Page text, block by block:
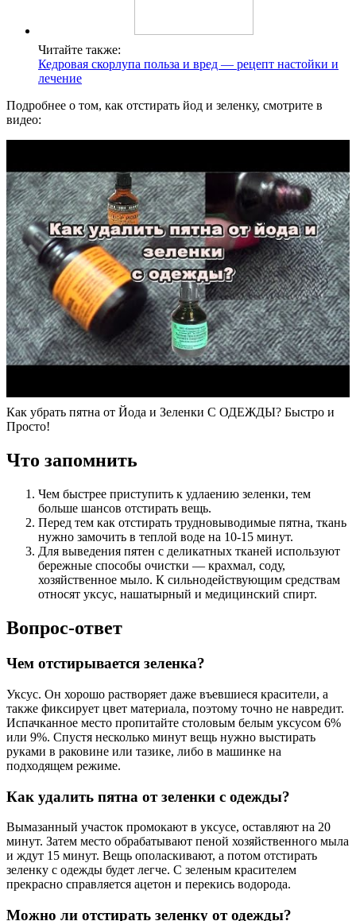
Читайте также:
Кедровая скорлупа польза и вред — рецепт настойки и
лечение
Подробнее о том, как отстирать йод и зеленку, смотрите в
видео:
Как убрать пятна от Йода и Зеленки С ОДЕЖДЫ? Быстро и
Просто!
Что запомнить
Чем быстрее приступить к удлаению зеленки, тем
больше шансов отстирать вещь.
Перед тем как отстирать трудновыводимые пятна, ткань
нужно замочить в теплой воде на 10-15 минут.
Для выведения пятен с деликатных тканей используют
бережные способы очистки — крахмал, соду,
хозяйственное мыло. К сильнодействующим средствам
относят уксус, нашатырный и медицинский спирт.
Вопрос-ответ
Чем отстирывается зеленка?
Уксус. Он хорошо растворяет даже въевшиеся красители, а
также фиксирует цвет материала, поэтому точно не навредит.
Испачканное место пропитайте столовым белым уксусом 6%
или 9%. Спустя несколько минут вещь нужно выстирать
руками в раковине или тазике, либо в машинке на
подходящем режиме.
Как удалить пятна от зеленки с одежды?
Вымазанный участок промокают в уксусе, оставляют на 20
минут. Затем место обрабатывают пеной хозяйственного мыла
и ждут 15 минут. Вещь ополаскивают, а потом отстирать
зеленку с одежды будет легче. С зеленым красителем
прекрасно справляется ацетон и перекись водорода.
Можно ли отстирать зеленку от одежды?